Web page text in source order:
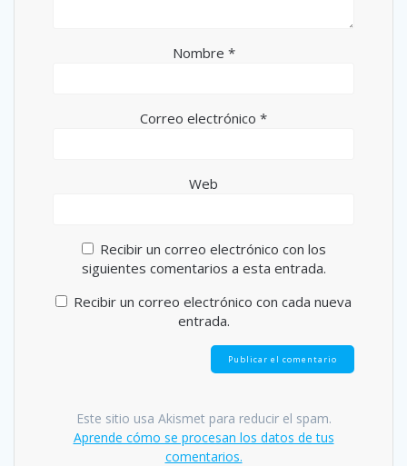
Nombre *
Correo electrónico *
Web
Recibir un correo electrónico con los
siguientes comentarios a esta entrada.
Recibir un correo electrónico con cada nueva
entrada.
Este sitio usa Akismet para reducir el spam.
Aprende cómo se procesan los datos de tus
comentarios.